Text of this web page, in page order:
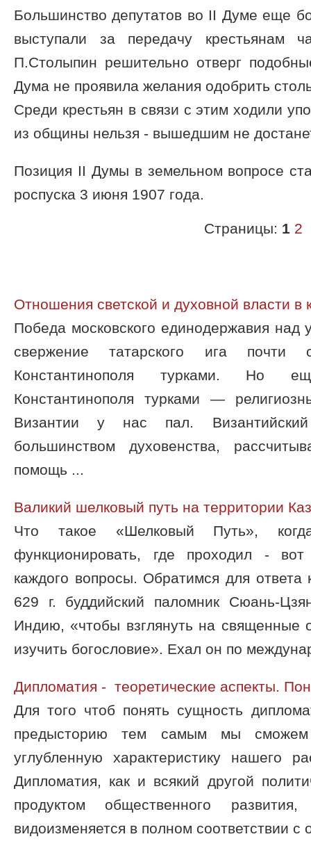
Большинство депутатов во II Думе еще
выступали за передачу крестьянам
П.Столыпин решительно отверг
Дума не проявила желания одобрить
Среди крестьян в связи с этим ходили
из общины нельзя - вышедшим не
Позиция II Думы в земельном вопросе
роспуска 3 июня 1907 года.
Страницы: 1 2
Отношения светской и духовной власти в
Победа московского единодержавия над
свержение татарского ига почти
Константинополя турками. Но
Константинополя турками —
Византии у нас пал.
большинством духовенства,
помощь ...
Валикий шелковый путь на территории
Что такое «Шелковый Путь»,
функционировать, где проходил -
каждого вопросы. Обратимся для
629 г. буддийский паломник Сюань-
Индию, «чтобы взглянуть на священные
изучить богословие». Ехал он по
Дипломатия - теоретические аспекты.
Для того чтоб понять сущность
предысторию тем самым мы
углубленную характеристику нашего
Дипломатия, как и всякий другой
продуктом общественного
видоизменяется в полном соответствии с